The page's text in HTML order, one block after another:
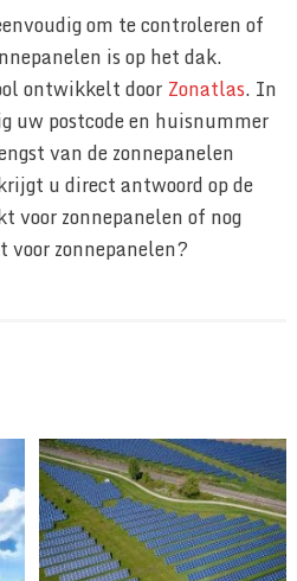
om te controleren of
is op het dak.
ontwikkelt door Zonatlas. In
uw postcode en huisnummer
van de zonnepanelen
u direct antwoord op de
voor zonnepanelen of nog
zonnepanelen?